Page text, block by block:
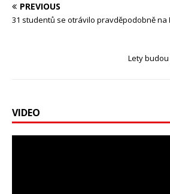
PREVIOUS
31 studentů se otrávilo pravděpodobně na
Lety
VIDEO